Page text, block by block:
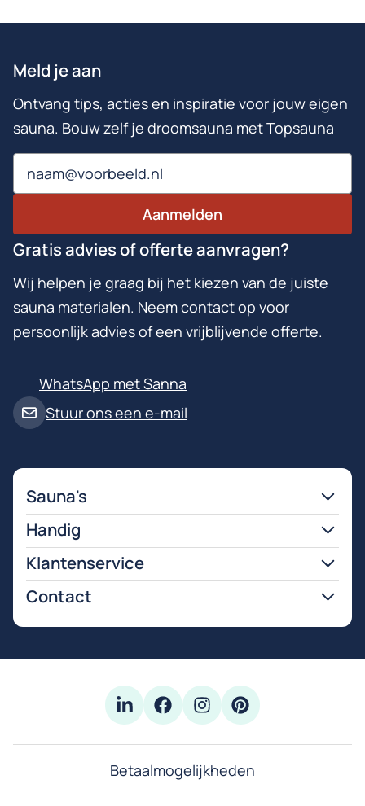
Meld je aan
Ontvang tips, acties en inspiratie voor jouw eigen
sauna. Bouw zelf je droomsauna met Topsauna
Email
Aanmelden
Gratis advies of offerte aanvragen?
Wij helpen je graag bij het kiezen van de juiste
sauna materialen. Neem contact op voor
persoonlijk advies of een vrijblijvende offerte.
Stuur ons een e-mail
WhatsApp met Sanna
Sauna's
Handig
Klantenservice
Contact
Betaalmogelijkheden